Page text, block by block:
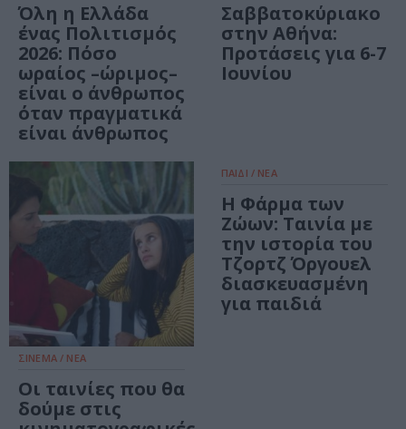
Όλη η Ελλάδα
ένας Πολιτισμός
2026: Πόσο
ωραίος –ώριμος–
είναι ο άνθρωπος
όταν πραγματικά
είναι άνθρωπος
Σαββατοκύριακο
στην Αθήνα:
Προτάσεις για 6-7
Ιουνίου
ΣΙΝΕΜΑ / ΝΕΑ
Οι ταινίες που θα
δούμε στις
ΠΑΙΔΙ / ΝΕΑ
H Φάρμα των
Ζώων: Ταινία με
την ιστορία του
Τζορτζ Όργουελ
διασκευασμένη
για παιδιά